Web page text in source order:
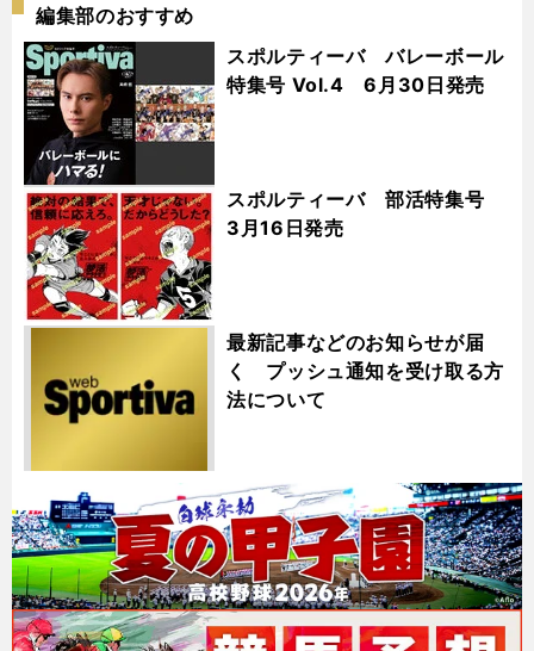
編集部のおすすめ
スポルティーバ バレーボール
特集号 Vol.4 6月30日発売
スポルティーバ 部活特集号
3月16日発売
最新記事などのお知らせが届
く プッシュ通知を受け取る方
法について